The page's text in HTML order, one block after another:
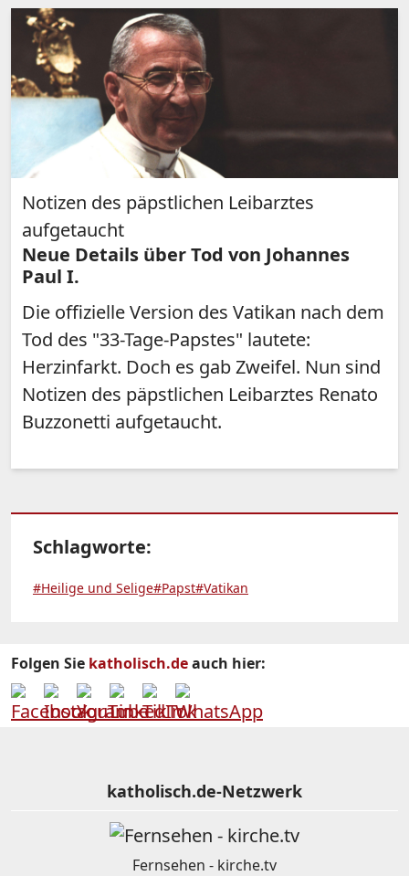
Notizen des päpstlichen Leibarztes
aufgetaucht
Neue Details über Tod von Johannes
Paul I.
Die offizielle Version des Vatikan nach dem
Tod des "33-Tage-Papstes" lautete:
Herzinfarkt. Doch es gab Zweifel. Nun sind
Notizen des päpstlichen Leibarztes Renato
Buzzonetti aufgetaucht.
Schlagworte:
#Heilige und Selige#Papst#Vatikan
Folgen Sie katholisch.deauch hier:
katholisch.de-Netzwerk
Fernsehen - kirche.tv